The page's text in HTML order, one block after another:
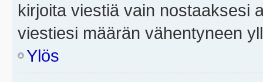
kirjoita viestiä vain nostaaksesi
viestiesi määrän vähentyneen
Ylös